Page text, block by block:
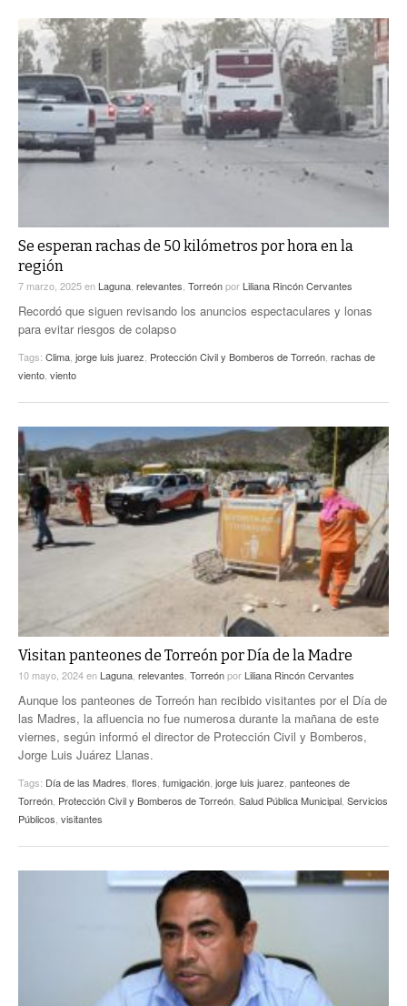
Se esperan rachas de 50 kilómetros por hora en la
región
7 marzo, 2025en Laguna, relevantes, Torreónpor Liliana Rincón Cervantes
Recordó que siguen revisando los anuncios espectaculares y lonas
para evitar riesgos de colapso
Tags: Clima, jorge luis juarez, Protección Civil y Bomberos de Torreón, rachas de
viento, viento
Visitan panteones de Torreón por Día de la Madre
10 mayo, 2024en Laguna relevantes Torreónpor Liliana Rincón Cervantes
Aunque los panteones de Torreón han recibido visitantes por el Día de
las Madres, la afluencia no fue numerosa durante la mañana de este
viernes, según informó el director de Protección Civil y Bomberos,
Jorge Luis Juárez Llanas.
Tags: Día de las Madres flores fumigación jorge luis juarez panteones de
Torreón Protección Civil y Bomberos de Torreón Salud Pública Municipal Servicios
Públicos visitantes